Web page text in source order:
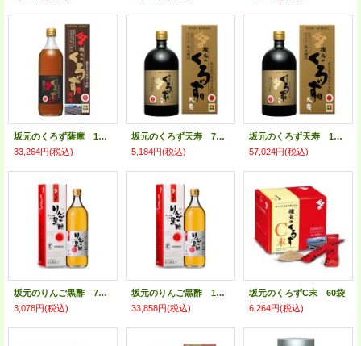
坂元のくろず薩摩 11本＋サービス付き
33,264円(税込)
坂元のくろず天寿 720ｍｌ
5,184円(税込)
坂元のくろず天寿 11本＋サービス付き
57,024円(税込)
坂元のりんご黒酢 700ｍｌ
3,078円(税込)
坂元のりんご黒酢 11本＋サービス付
33,858円(税込)
坂元のくろずC末 60袋
6,264円(税込)